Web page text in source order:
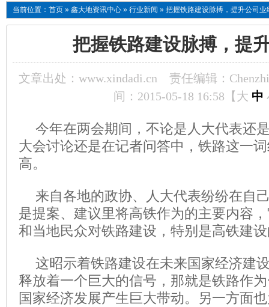
当前位置： 首页 » 鑫大地资讯中心 » 行业新闻 » 把握铁路建设脉搏，提升公司业
把握铁路建设脉搏，提
文章出处：www.xindadi.cn
责任编辑：
间：2015-05-18 16:58【 大 中
今年在两会期间，不论是人大代表还
大会讨论还是在记者问答中，铁路这一
高。
来自各地的政协、人大代表纷纷在自
是提案、建议里将高铁作为的主要内容
和当地民众对铁路建设，特别是高铁建
这昭示着铁路建设在未来国家经济建
释放着一个巨大的信号，那就是铁路作
国家经济发展产生巨大带动。另一方面